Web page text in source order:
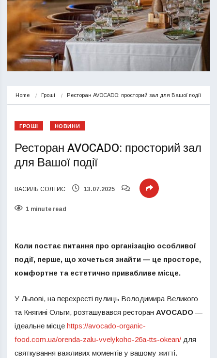
Home Гроші Ресторан AVOCADO: просторий зал для Вашої події
ГРОШІ НОВИНИ
Ресторан AVOCADO: просторий зал
для Вашої події
ВАСИЛЬ СОЛТИС 13.07.2025
1 minute read
Коли постає питання про організацію особливої
події, перше, що хочеться знайти — це просторе,
комфортне та естетично привабливе місце.
У Львові, на перехресті вулиць Володимира Великого
та Княгині Ольги, розташувався ресторан AVOCADO —
ідеальне місце https://avocado-organic-
food.com.ua/orenda-zalu-vvelykoho-26a-tts-okean/ для
святкування важливих моментів у вашому житті.